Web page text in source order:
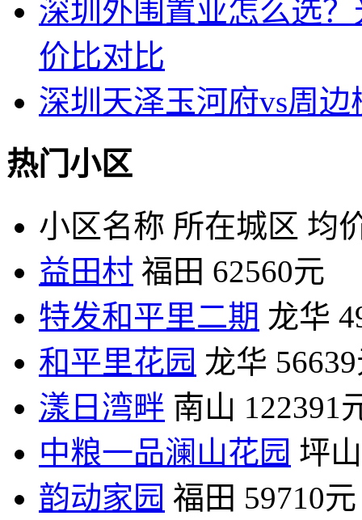
深圳外围置业怎么选
价比对比
深圳天泽玉河府vs周
热门小区
小区名称 所在城区 均
益田村 福田 62560元
特发和平里二期 龙华
和平里花园 龙华
漾日湾畔 南山 122391
中粮一品澜山花园 坪山
韵动家园 福田 59710元